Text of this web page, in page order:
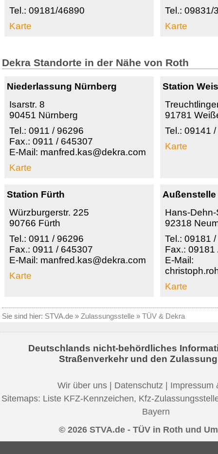
Tel.: 09181/46890
Karte
Tel.: 09831/
Karte
Dekra Standorte in der Nähe von Roth
Niederlassung Nürnberg
Isarstr. 8
90451 Nürnberg
Tel.: 0911 / 96296
Fax.: 0911 / 645307
E-Mail: manfred.kas@dekra.com
Karte
Station
91781
Tel.: 09141
Karte
Station Fürth
Würzburgerstr. 225
90766 Fürth
Tel.: 0911 / 96296
Fax.: 0911 / 645307
E-Mail: manfred.kas@dekra.com
Karte
Hans-Dehn-
92318
Tel.: 09181
Fax.: 09181
E-Mail:
Karte
Sie sind hier: STVA.de » Zulassungsstelle » TÜV & Dekra
Deutschlands nicht-behördliches
Straßenverkehr und den
Wir über uns | Datenschutz | Impressum
Sitemaps: Liste KFZ-Kennzeichen, Kfz-
Bayern
© 2026 STVA.de - TÜV in Roth und